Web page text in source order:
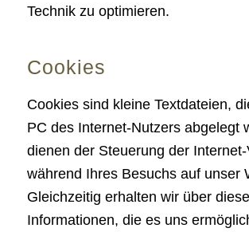
Technik zu optimieren.
Cookies
Cookies sind kleine Textdateien,
PC des Internet-Nutzers abgelegt
dienen der Steuerung der
während Ihres Besuchs auf unser
Gleichzeitig erhalten wir über
Informationen, die es uns